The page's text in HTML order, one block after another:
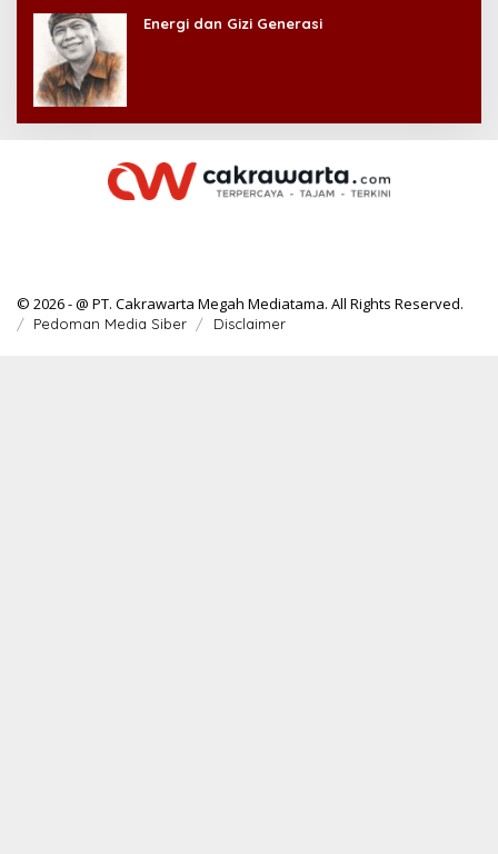
Energi dan Gizi Generasi
© 2026 - @ PT. Cakrawarta Megah Mediatama. All Rights Reserved.
Pedoman Media Siber Disclaimer